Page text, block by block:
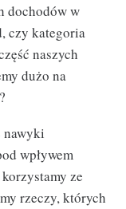
dochodów w
czy kategoria
naszych
dużo na
nawyki
wpływem
ze
rzeczy, których